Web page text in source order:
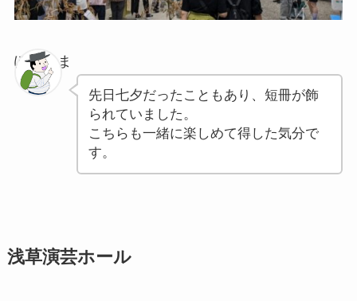
ぽちゃま
先日七夕だったこともあり、短冊が飾
られていました。
こちらも一緒に楽しめて得した気分で
す。
浅草演芸ホール